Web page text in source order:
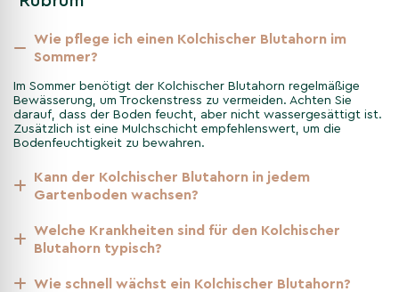
Jahreszeitliche Merkmale des
Kolchischer Blutahorn
Jede Jahreszeit bringt unterschiedliche Merkmale beim
Kolchischer Blutahorn zum Vorschein. Entdecken Sie, was Sie in
jedem Quartal erwarten können, von der Blüte bis zum Blattfall.
Nicht gefunden, was Sie gesucht
haben? Entdecken Sie unsere
weiteren Kategorien
Wie pflege ich einen Kolchischer Blutahorn im
Sommer?
Im Sommer benötigt der Kolchischer Blutahorn regelmäßige
Bewässerung, um Trockenstress zu vermeiden. Achten Sie
darauf, dass der Boden feucht, aber nicht wassergesättigt ist.
Zusätzlich ist eine Mulchschicht empfehlenswert, um die
Bodenfeuchtigkeit zu bewahren.
Kann der Kolchischer Blutahorn in jedem
Gartenboden wachsen?
Welche Krankheiten sind für den Kolchischer
Blutahorn typisch?
Wie schnell wächst ein Kolchischer Blutahorn?